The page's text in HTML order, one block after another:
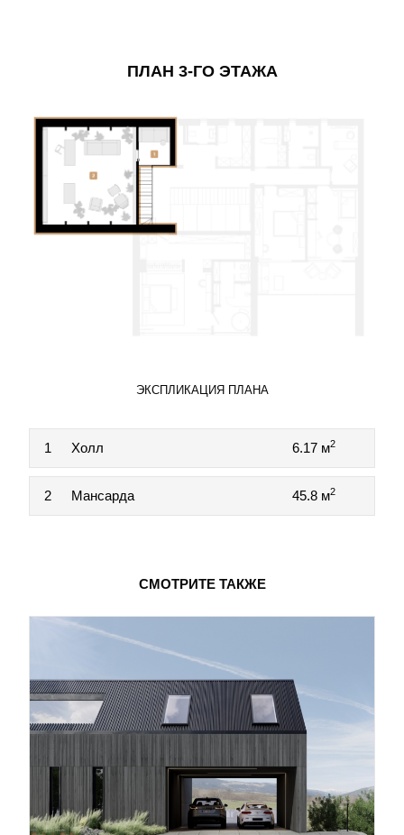
ПЛАН 3-ГО ЭТАЖА
ЭКСПЛИКАЦИЯ ПЛАНА
1 Холл 6.17 м2
2 Мансарда 45.8 м2
СМОТРИТЕ ТАКЖЕ